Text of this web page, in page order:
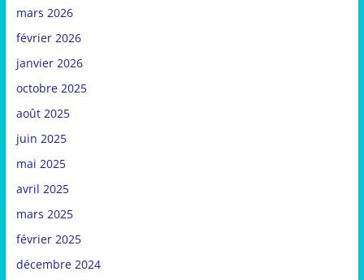
mars 2026
février 2026
janvier 2026
octobre 2025
août 2025
juin 2025
mai 2025
avril 2025
mars 2025
février 2025
décembre 2024